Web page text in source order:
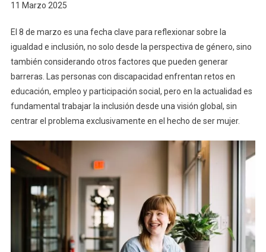
11 Marzo 2025
El 8 de marzo es una fecha clave para reflexionar sobre la
igualdad e inclusión, no solo desde la perspectiva de género, sino
también considerando otros factores que pueden generar
barreras. Las personas con discapacidad enfrentan retos en
educación, empleo y participación social, pero en la actualidad es
fundamental trabajar la inclusión desde una visión global, sin
centrar el problema exclusivamente en el hecho de ser mujer.